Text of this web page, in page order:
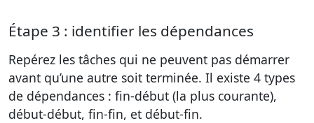
Étape 3 : identifier les dépendances
Repérez les tâches qui ne peuvent pas démarrer
avant qu’une autre soit terminée. Il existe 4 types
de dépendances : fin-début (la plus courante),
début-début, fin-fin, et début-fin.